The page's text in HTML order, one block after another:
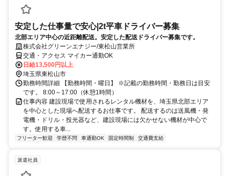
安定した仕事量で安心|2t平車ドライバー募集
北部エリア中心の近距離配送。安定した配送ドライバー募集です。
株式会社グリーンエナジー/東松山営業所
交通・アクセス マイカー通勤OK
日給13,500円以上
埼玉県東松山市
勤務時間詳細 【勤務時間・曜日】 ※記載の勤務時間・勤務日は目安
です。 8:00～17:00（休憩1時間）
仕事内容 建設現場で使用されるレンタル機材を、埼玉県北部エリア
を中心とした現場へ配送するお仕事です。 配送するのは送風機・発
電機・ドリル・投光器など、建設現場には欠かせない機材が中心で
す。使用する車...
フリーター歓迎 学歴不問 車通勤OK 固定時間制 交通費支給
派遣社員